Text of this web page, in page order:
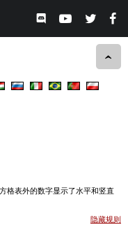
格表外的数字显示了水平和竖直
隐藏规则